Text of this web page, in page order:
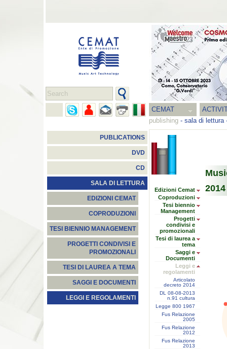
CEMAT
publishing - sala di lettura
PUBLICATIONS
DVD
CD
SALA DI LETTURA
EDIZIONI CEMAT
COPRODUZIONI
TESI BIENNIO MANAGEMENT
PROGETTI CONDIVISI E
PROMOZIONALI
TESI DI LAUREA A TEMA
SAGGI E DOCUMENTI
LEGGI E REGOLAMENTI
Edizioni Cemat
Coproduzioni
Tesi biennio
Management
Progetti
condivisi e
promozionali
Tesi di laurea a
tema
Saggi e
Documenti
Leggi e
regolamenti
Articolato
decreto 2014
DL 08-08-2013
n.91 cultura
Legge 800 1967
Fus Relazione
2005
Fus Relazione
2012
Fus Relazione
2013
2014